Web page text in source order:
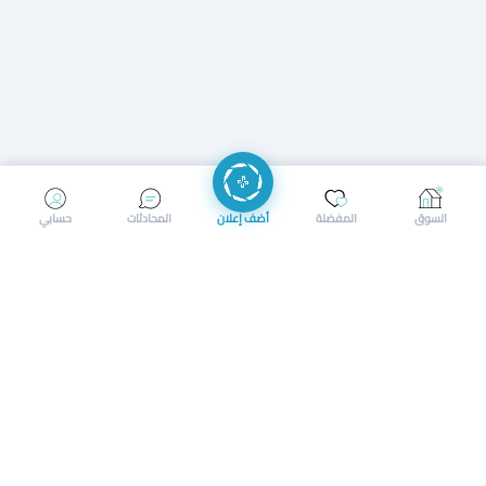
إرسال رسالة إجراء مكالمة
حسابي المحادثات أضف إعلان المفضلة السوق